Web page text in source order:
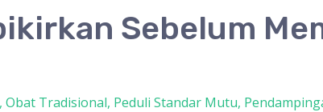
Sebelum
, Obat Tradisional, Peduli Standar Mutu,